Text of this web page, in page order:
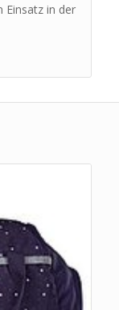
Einsatz in der